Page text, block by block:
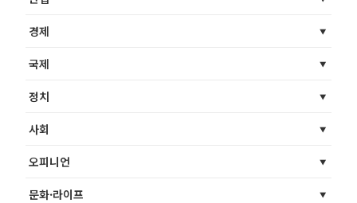
경제
국제
정치
사회
오피니언
문화·라이프